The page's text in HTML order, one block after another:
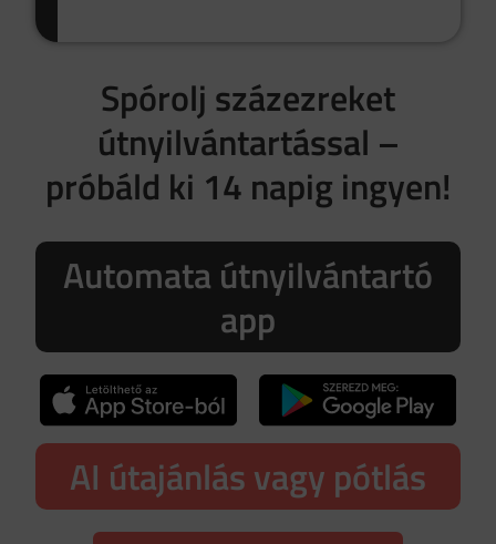
Spórolj százezreket
útnyilvántartással –
próbáld ki 14 napig ingyen!
Automata útnyilvántartó
app
AI útajánlás vagy pótlás